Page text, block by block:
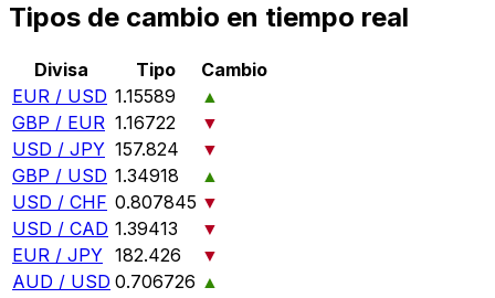
Tipos de cambio en tiempo real
Divisa Tipo
Cambio
EUR / USD 1.15589
▲
GBP / EUR 1.16722
▼
USD / JPY 157.824
▼
GBP / USD 1.34918
▲
USD / CHF 0.807845 ▼
USD / CAD 1.39413
▼
EUR / JPY 182.426
▼
AUD / USD 0.706726 ▲